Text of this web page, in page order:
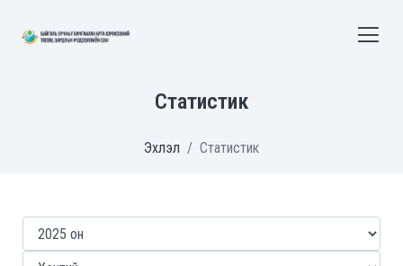
Статистик
Эхлэл Статистик